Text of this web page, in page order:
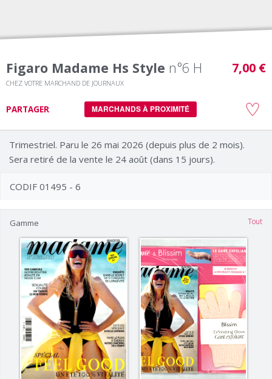
Figaro Madame Hs Style n°6 H
CHEZ VOTRE MARCHAND DE JOURNAUX
7,00 €
PARTAGER MARCHANDS À PROXIMITÉ
Trimestriel. Paru le 26 mai 2026 (depuis plus de 2 mois).
Sera retiré de la vente le 24 août (dans 15 jours).
CODIF 01495 - 6
Gamme Tout